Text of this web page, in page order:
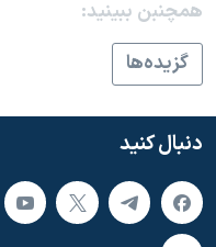
آرشیو پخش زنده
مجموعه مستندهای دادخواهی
تریبونال مردمی آبان ۹۸
چهل سال گروگان‌گیری
اعتراضات مردمی آبان ۹۸
همچنبن ببینید:
گزيده‌ها
دنبال کنید